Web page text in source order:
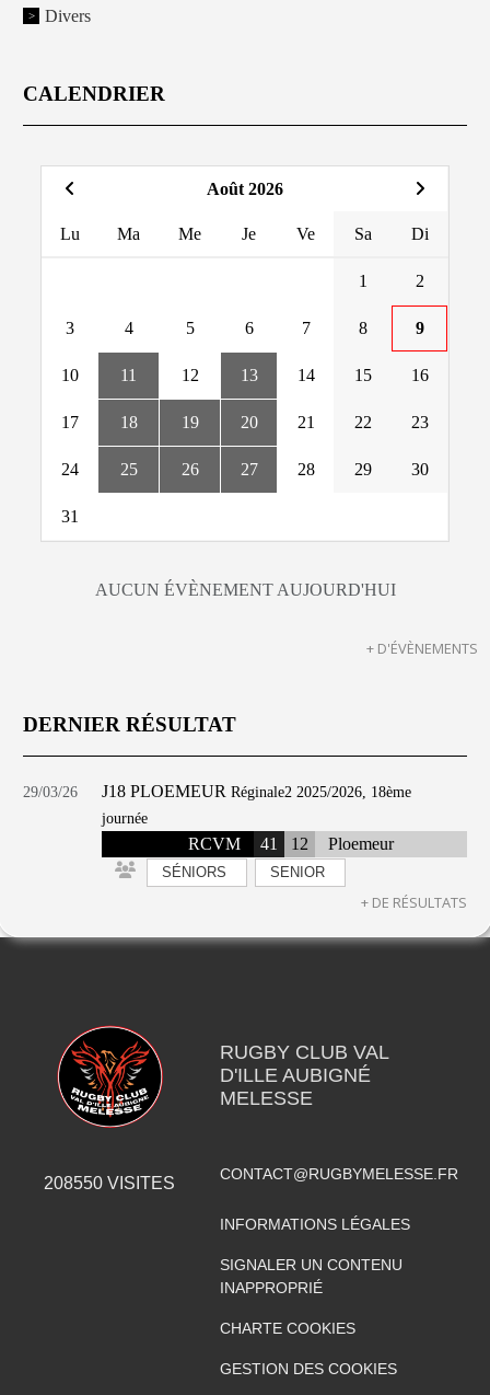
Divers
CALENDRIER
Août 2026
Lu Ma Me Je Ve Sa Di
1 2
3 4 5 6 7 8 9
10 11 12 13 14 15 16
17 18 19 20 21 22 23
24 25 26 27 28 29 30
31
AUCUN ÉVÈNEMENT AUJOURD'HUI
+ D'ÉVÈNEMENTS
DERNIER RÉSULTAT
29/03/26 J18 PLOEMEUR Réginale2 2025/2026, 18ème
journée
RCVM 41 12 Ploemeur
SÉNIORS SENIOR
+ DE RÉSULTATS
208550 VISITES
RUGBY CLUB VAL
D'ILLE AUBIGNÉ
MELESSE
CONTACT@RUGBYMELESSE.FR
INFORMATIONS LÉGALES
SIGNALER UN CONTENU
INAPPROPRIÉ
CHARTE COOKIES
GESTION DES COOKIES